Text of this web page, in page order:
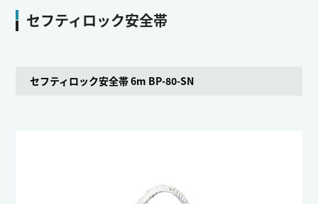
セフティロック安全帯
セフティロック安全帯 6m BP-80-SN